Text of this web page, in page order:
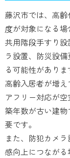
藤沢市では、高
度が対象になる場
共用階段手すり
ラ設置、防災設
る可能性がありま
高齢入居者が増
アフリー対応が
築年数が古い建
要です。
また、防犯カメ
感向上につながる